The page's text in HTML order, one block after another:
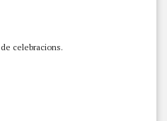
celebracions.